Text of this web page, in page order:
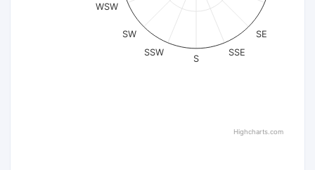
SE
SSE
S
SSW
SW
WSW
Highcharts.com